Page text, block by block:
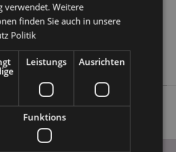
verwendet. Weitere
finden Sie auch in unsere
Politik
Leistungs Ausrichten
Funktions